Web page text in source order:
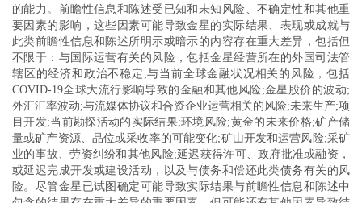
的能力。前瞻性信息和陈述受已知和未知风险、不确定性和其他重
要因素的影响，这些因素可能导致金星的实际结果、表现或成就与
此类前瞻性信息和陈述所明示或暗示的内容存在重大差异，包括但
不限于：与国际运营有关的风险，包括金星经营所在的外国司法管
辖区的经济和政治不稳定;与当前全球金融状况相关的风险，包括
COVID-19全球大流行影响导致的金融和其他风险;金星股价的波动;
外汇汇率波动;与流媒体协议和合资企业运营相关的风险;未来生产;项
目开发;当前勘探活动的实际结果;环境风险;黄金的未来价格;矿产储
量或矿产资源、品位或采收率的可能变化;矿山开发和运营风险;采矿
业的事故、劳资纠纷和其他风险;延迟获得许可、政府批准或融资，
或延迟完成开发或建设活动，以及与债务和偿还此类债务有关的风
险。尽管金星已试图确定可能导致实际结果与前瞻性信息和陈述中